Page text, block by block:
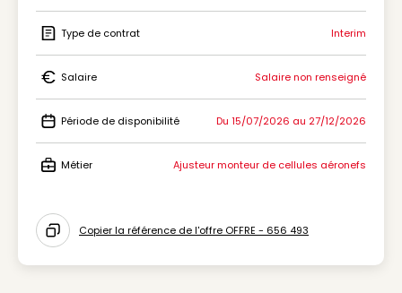
Icon Lieu de la mission
Icon Type de contrat
Type de contrat Interim
Icon Salaire
Salaire Salaire non renseigné
Icon Période de disponibilité
Période de disponibilité Du 15/07/2026 au 27/12/2026
Métier Ajusteur monteur de cellules aéronefs
Icon copy to clipboard
Copier la référence de l'offre OFFRE - 656 493